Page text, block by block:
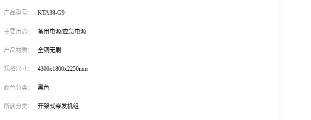
产品型号： KTA38-G9
主要用途： 备用电源/应急电源
产品材质： 全铜无刷
规格尺寸： 4300x1800x2250mm
颜色分类： 黑色
所属分类： 开架式柴发机组